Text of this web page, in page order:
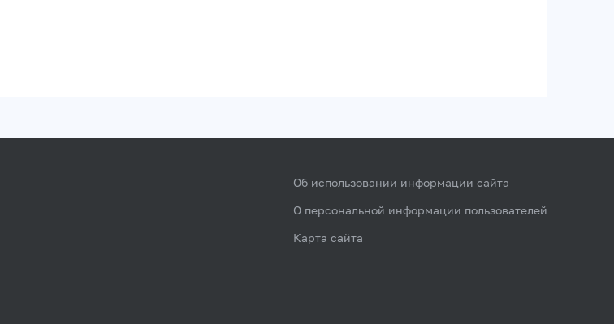
Об использовании информации сайта
О персональной информации пользователей
Карта сайта